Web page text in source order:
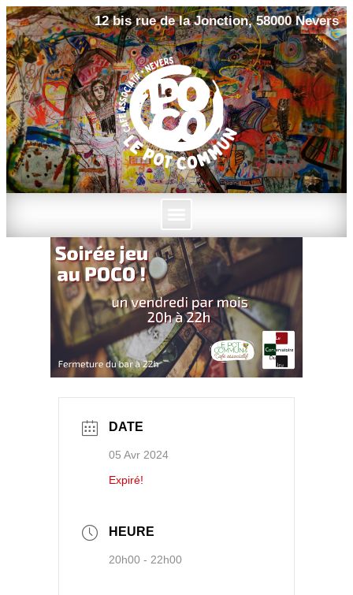
12 bis rue de la Jonction, 58000 Nevers
DATE
05 Avr 2024
Expiré!
HEURE
20h00 - 22h00